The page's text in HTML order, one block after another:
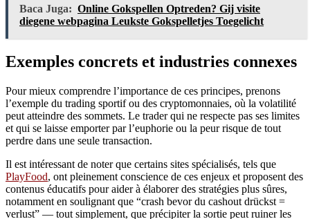
Baca Juga: Online Gokspellen Optreden? Gij visite
diegene webpagina Leukste Gokspelletjes Toegelicht
Exemples concrets et industries connexes
Pour mieux comprendre l’importance de ces principes, prenons
l’exemple du trading sportif ou des cryptomonnaies, où la volatilité
peut atteindre des sommets. Le trader qui ne respecte pas ses limites
et qui se laisse emporter par l’euphorie ou la peur risque de tout
perdre dans une seule transaction.
Il est intéressant de noter que certains sites spécialisés, tels que
PlayFood, ont pleinement conscience de ces enjeux et proposent des
contenus éducatifs pour aider à élaborer des stratégies plus sûres,
notamment en soulignant que “crash bevor du cashout drückst =
verlust” — tout simplement, que précipiter la sortie peut ruiner les